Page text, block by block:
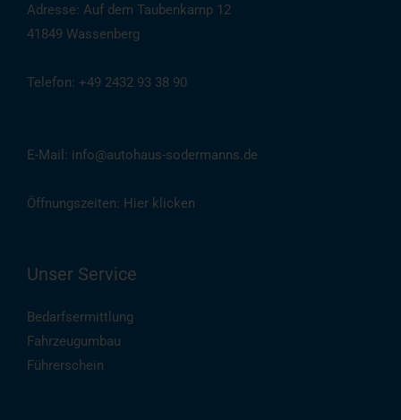
Adresse: Auf dem Taubenkamp 12
41849 Wassenberg
Telefon: +49 2432 93 38 90
E-Mail: info@autohaus-sodermanns.de
Öffnungszeiten: Hier klicken
Unser Service
Bedarfsermittlung
Fahrzeugumbau
Führerschein